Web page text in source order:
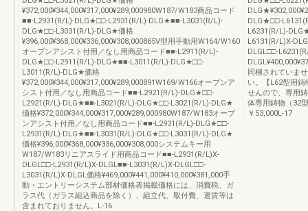
¥372,000¥344,000¥317,000¥289,000980W187/W183商品コード
■■-L2931(R/L)-DLG★□□-L2931(R/L)-DLG★■■-L3031(R/L)-
DLG★□□-L3031(R/L)-DLG★価格
¥396,000¥368,000¥336,000¥308,000865V型用手動用W164/W160
オープンアシスト付用／なし用商品コード■■-L2911(R/L)-
DLG★□□-L2911(R/L)-DLG★■■-L3011(R/L)-DLG★□□-
L3011(R/L)-DLG★価格
¥372,000¥344,000¥317,000¥289,000891W169/W166オープンア
シスト付用／なし用商品コード■■-L2921(R/L)-DLG★□□-
L2921(R/L)-DLG★■■-L3021(R/L)-DLG★□□-L3021(R/L)-DLG★
価格¥372,000¥344,000¥317,000¥289,000980W187/W183オープ
ンアシスト付用／なし用商品コード■■-L2931(R/L)-DLG★□□-
L2931(R/L)-DLG★■■-L3031(R/L)-DLG★□□-L3031(R/L)-DLG★
価格¥396,000¥368,000¥336,000¥308,000システムキー用
W187/W183リニアスライド用商品コード■■-L2931(R/L)X-
DLGL□□-L2931(R/L)X-DLGL■■-L3031(R/L)X-DLGL□□-
L3031(R/L)X-DLGL価格¥469,000¥441,000¥410,000¥381,000手
動・エントリーシステム部材価格表掲載価格には、消費税、ガ
ラス代（ガラス組込商品を除く）、組立代、取付費、運賃等は
含まれておりません。L-16
DLG★□□-
L6231(R/L)-
L6131(R/L)X-
DLGL□□-
同梱されていま
い。【L62型用
せんので、専用
体専用鋳物（32
￥53,000L-17